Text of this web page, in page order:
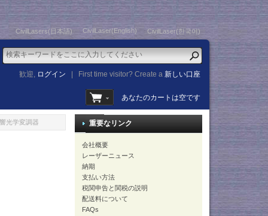
CivilLasers(日本語) CivilLaser(English) CivilLaser(한국어)
歓迎, ログイン First time visitor? Create a新しい口座
あなたのカートは空です
光学変調器 重要なリンク
会社概要
レーザーニュース
納期
支払い方法
税関申告と関税の説明
配送料について
FAQs